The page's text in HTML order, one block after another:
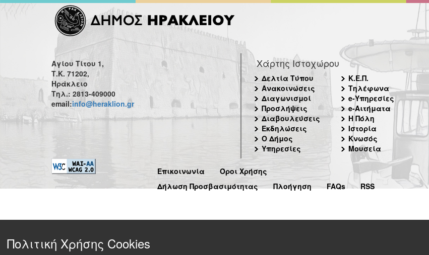
Αγίου Τίτου 1,
Τ.Κ. 71202,
Ηράκλειο
Τηλ.: 2813-409000
email:info@heraklion.gr
Χάρτης Ιστοχώρου
Δελτία Τύπου
Ανακοινώσεις
Διαγωνισμοί
Προσλήψεις
Διαβουλεύσεις
Εκδηλώσεις
Ο Δήμος
Υπηρεσίες
Κ.Ε.Π.
Τηλέφωνα
e-Υπηρεσίες
e-Αιτήματα
Η Πόλη
Ιστορία
Κνωσός
Μουσεία
Επικοινωνία
Όροι Χρήσης
Δήλωση Προσβασιμότητας
Πλοήγηση FAQs RSS
Πολιτική Χρήσης Cookies